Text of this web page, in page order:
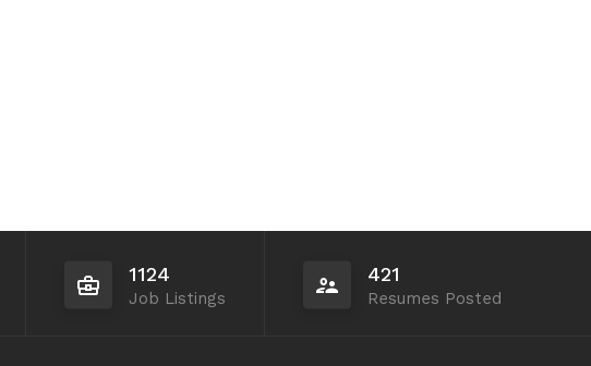
1124
Job Listings
421
Resumes Posted